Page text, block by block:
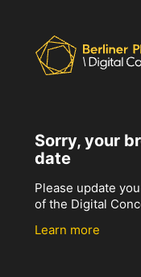
Sorry, your
date
Please update
of the Digital
Learn more